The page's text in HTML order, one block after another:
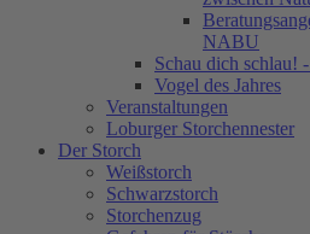
NABU
Schau dich schlau!
Vogel des Jahres
Veranstaltungen
Loburger Storchennester
Der Storch
Weißstorch
Schwarzstorch
Storchenzug